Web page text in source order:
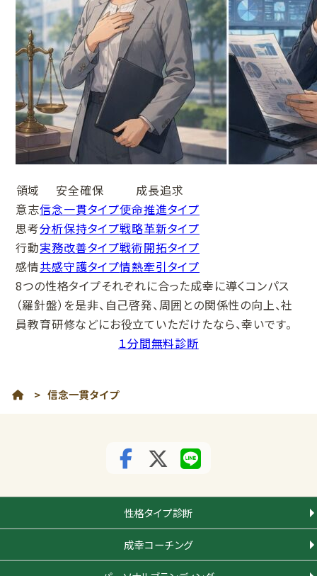
領域 安全確保
成長追求
意志信念一貫タイプ使命推進タイプ
思考分析保持タイプ戦略革新タイプ
行動実務改善タイプ戦術開拓タイプ
感情共感守護タイプ情熱牽引タイプ
8つの性格タイプそれぞれに合った成幸に導くコンパス
（羅針盤）を是非、自己啓発、周囲との関係性の向上、社
員教育研修などにお役立ていただけたなら、幸いです。
１分間無料診断
> 信念一貫タイプ
性格タイプ診断
成幸コーチング